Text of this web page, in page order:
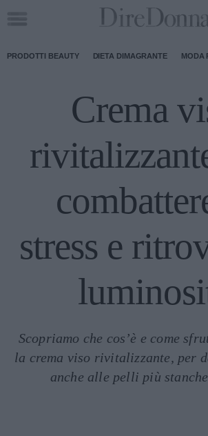
PRODOTTI BEAUTY DIETA DIMAGRANTE MODA
Crema
stress e
Scopriamo che cos’è e come
la crema viso rivitalizzante, per
anche alle pelli più